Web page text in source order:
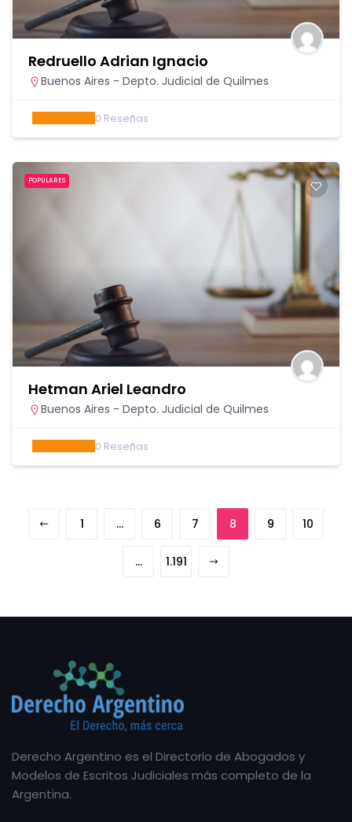
Redruello Adrian Ignacio
Buenos Aires - Depto. Judicial de Quilmes
0 Reseñas
POPULARES
Hetman Ariel Leandro
Buenos Aires - Depto. Judicial de Quilmes
0 Reseñas
1 … 6 7 8 9 10
… 1.191
Derecho Argentino es el Directorio de Abogados y
Modelos de Escritos Judiciales más completo de la
Argentina.